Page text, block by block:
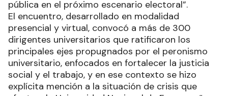
pública en el próximo escenario electoral”.
El encuentro, desarrollado en modalidad
presencial y virtual, convocó a más de 300
dirigentes universitarios que ratificaron los
principales ejes propugnados por el peronismo
universitario, enfocados en fortalecer la justicia
social y el trabajo, y en ese contexto se hizo
explícita mención a la situación de crisis que